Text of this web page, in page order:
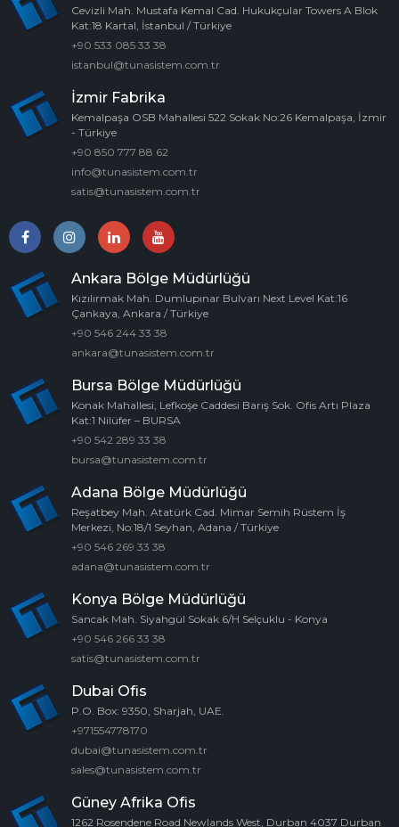
Cevizli Mah. Mustafa Kemal Cad. Hukukçular Towers A Blok
Kat:18 Kartal, İstanbul / Türkiye
+90 533 085 33 38
istanbul@tunasistem.com.tr
İzmir Fabrika
Kemalpaşa OSB Mahallesi 522 Sokak No:26 Kemalpaşa, İzmir
- Türkiye
+90 850 777 88 62
info@tunasistem.com.tr
satis@tunasistem.com.tr
Ankara Bölge Müdürlüğü
Kızılırmak Mah. Dumlupınar Bulvarı Next Level Kat:16
Çankaya, Ankara / Türkiye
+90 546 244 33 38
ankara@tunasistem.com.tr
Bursa Bölge Müdürlüğü
Konak Mahallesi, Lefkoşe Caddesi Barış Sok. Ofis Artı Plaza
Kat:1 Nilüfer – BURSA
+90 542 289 33 38
bursa@tunasistem.com.tr
Adana Bölge Müdürlüğü
Reşatbey Mah. Atatürk Cad. Mimar Semih Rüstem İş
Merkezi, No:18/1 Seyhan, Adana / Türkiye
+90 546 269 33 38
adana@tunasistem.com.tr
Konya Bölge Müdürlüğü
Sancak Mah. Siyahgül Sokak 6/H Selçuklu - Konya
+90 546 266 33 38
satis@tunasistem.com.tr
Dubai Ofis
P.O. Box: 9350, Sharjah, UAE.
+971554778170
dubai@tunasistem.com.tr
sales@tunasistem.com.tr
Güney Afrika Ofis
1262 Rosendene Road Newlands West, Durban 4037 Durban